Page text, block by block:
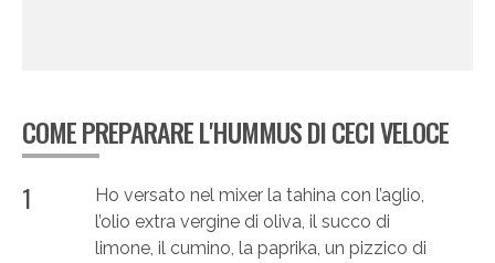
COME PREPARARE L'HUMMUS DI CECI VELOCE
1
Ho versato nel mixer la tahina con l’aglio,
l’olio extra vergine di oliva, il succo di
limone, il cumino, la paprika, un pizzico di